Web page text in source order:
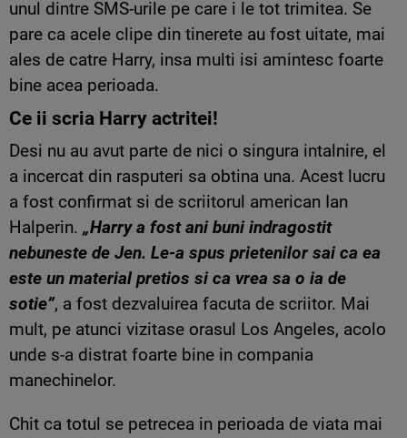
unul dintre SMS-urile pe care i le tot trimitea. Se
pare ca acele clipe din tinerete au fost uitate, mai
ales de catre Harry, insa multi isi amintesc foarte
bine acea perioada.
Ce ii scria Harry actritei!
Desi nu au avut parte de nici o singura intalnire, el
a incercat din rasputeri sa obtina una. Acest lucru
a fost confirmat si de scriitorul american Ian
Halperin. „Harry a fost ani buni indragostit
nebuneste de Jen. Le-a spus prietenilor sai ca ea
este un material pretios si ca vrea sa o ia de
sotie”, a fost dezvaluirea facuta de scriitor. Mai
mult, pe atunci vizitase orasul Los Angeles, acolo
unde s-a distrat foarte bine in compania
manechinelor.
Chit ca totul se petrecea in perioada de viata mai